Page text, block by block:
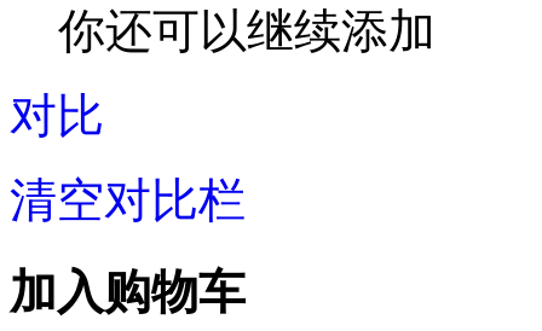
你还可以继续添加
对比
清空对比栏
加入购物车